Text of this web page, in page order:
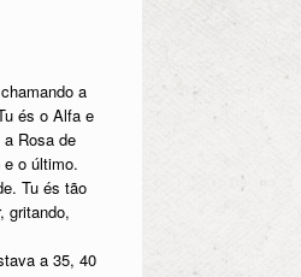
a
és o Alfa e
Rosa de
o último.
Tu és tão
gritando,
a 35, 40